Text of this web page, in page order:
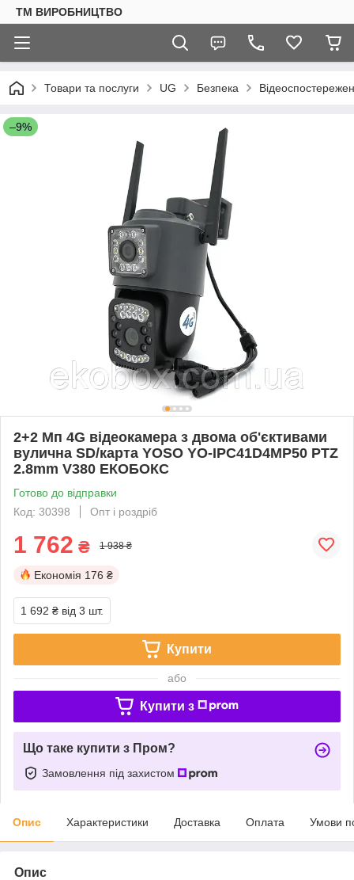
ТМ ВИРОБНИЦТВО
Товари та послуги UG Безпека
–9%
2+2 Мп 4G відеокамера з двома об'єктивами
вулична SD/карта YOSO YO-IPC41D4MP50 PTZ
2.8mm V380 ЕКОБОКС
Готово до відправки
Код: 30398
Опт і роздріб
1 762 ₴ 1 938 ₴
Економія 176 ₴
1 692 ₴ від 3 шт.
Купити
або
Купити з
Що таке купити з Пром?
Замовлення під захистом
Опис Характеристики Доставка Оплата Умови
Опис